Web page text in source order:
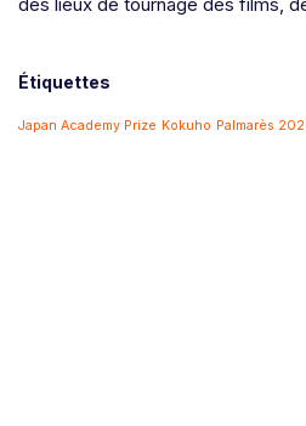
Étiquettes
Japan Academy Prize Kokuho Palmarès